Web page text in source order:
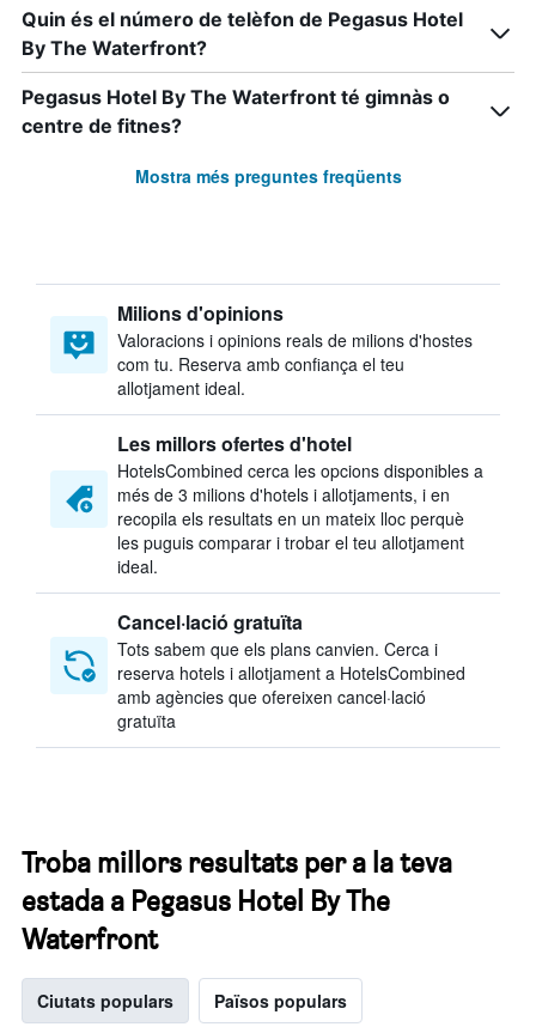
Quin és el número de telèfon de Pegasus Hotel
By The Waterfront?
Pegasus Hotel By The Waterfront té gimnàs o
centre de fitnes?
Mostra més preguntes freqüents
Milions d'opinions
Valoracions i opinions reals de milions d'hostes
com tu. Reserva amb confiança el teu
allotjament ideal.
Les millors ofertes d'hotel
HotelsCombined cerca les opcions disponibles a
més de 3 milions d'hotels i allotjaments, i en
recopila els resultats en un mateix lloc perquè
les puguis comparar i trobar el teu allotjament
ideal.
Cancel·lació gratuïta
Tots sabem que els plans canvien. Cerca i
reserva hotels i allotjament a HotelsCombined
amb agències que ofereixen cancel·lació
gratuïta
Troba millors resultats per a la teva
estada a Pegasus Hotel By The
Waterfront
Ciutats populars Països populars